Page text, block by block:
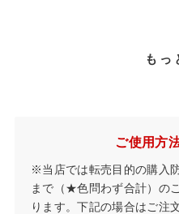
もっ
ご使用方
※当店では転売目的の購入
まで（★色問わず合計）の
ります。下記の場合はご注